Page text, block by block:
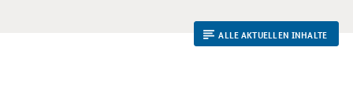
ALLE AKTUELLEN INHALTE